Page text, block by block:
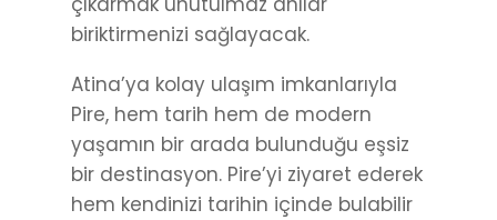
biriktirmenizi sağlayacak.
Atina’ya kolay ulaşım imkanlarıyla
Pire, hem tarih hem de modern
yaşamın bir arada bulunduğu eşsiz
bir destinasyon. Pire’yi ziyaret ederek
hem kendinizi tarihin içinde bulabilir